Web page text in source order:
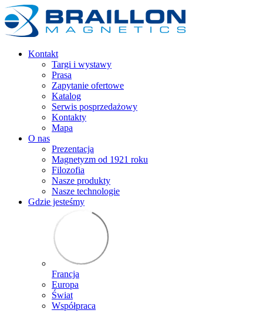
Kontakt
Targi i wystawy
Prasa
Zapytanie ofertowe
Katalog
Serwis posprzedażowy
Kontakty
Mapa
O nas
Prezentacja
Magnetyzm od 1921 roku
Filozofia
Nasze produkty
Nasze technologie
Gdzie jesteśmy
Francja
Europa
Świat
Współpraca